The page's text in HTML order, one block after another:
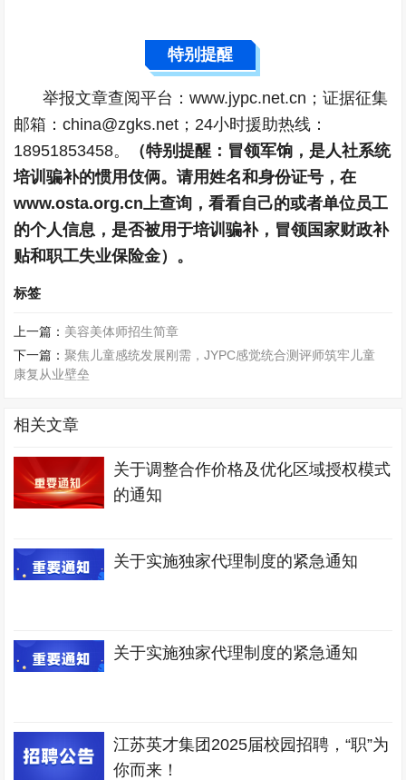
特别提醒
举报文章查阅平台：www.jypc.net.cn；证据征集
邮箱：china@zgks.net；24小时援助热线：
18951853458。
（特别提醒：冒领军饷，是人社系统
培训骗补的惯用伎俩。请用姓名和身份证号，在
www.osta.org.cn上查询，看看自己的或者单位员工
的个人信息，是否被用于培训骗补，冒领国家财政补
贴和职工失业保险金）。
标签
上一篇： 美容美体师招生简章
下一篇：聚焦儿童感统发展刚需，JYPC感觉统合测评师筑牢儿童
康复从业壁垒
相关文章
关于调整合作价格及优化区域授权模式
的通知
关于实施独家代理制度的紧急通知
关于实施独家代理制度的紧急通知
江苏英才集团2025届校园招聘，“职”为
你而来！